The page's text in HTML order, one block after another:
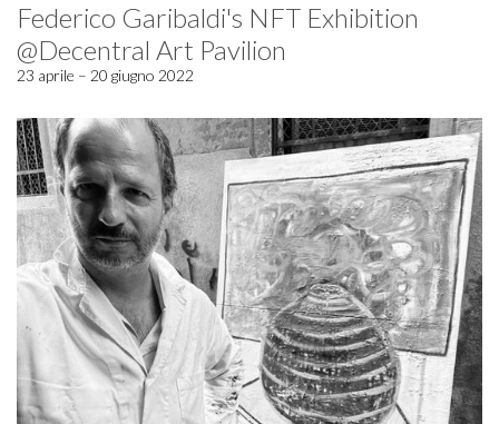
Federico Garibaldi's NFT Exhibition
@Decentral Art Pavilion
23 aprile – 20 giugno 2022